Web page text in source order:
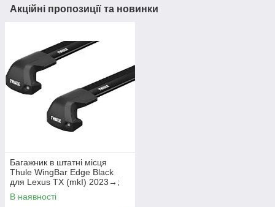
Акційні пропозиції та новинки
Багажник в штатні місця
Thule WingBar Edge Black
для Lexus TX (mkI) 2023→;
Toyota Grand Highlander (mkI)
2023→ (TH
В наявності